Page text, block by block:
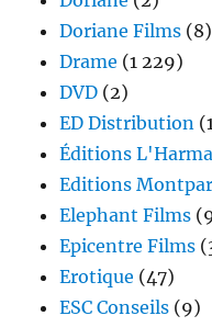
Doriane Films (8)
Drame (1 229)
DVD (2)
ED Distribution
Éditions
Editions
Elephant Films
Epicentre Films
Erotique (47)
ESC Conseils (9)